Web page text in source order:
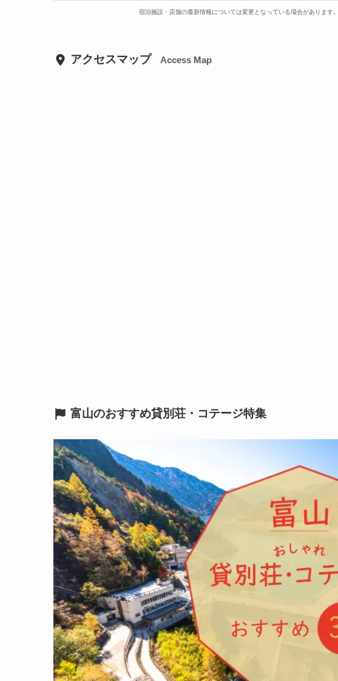
宿泊施設・店舗の最新情報については変更となっている場合があります
アクセスマップ Access Map
富山のおすすめ貸別荘・コテージ特集